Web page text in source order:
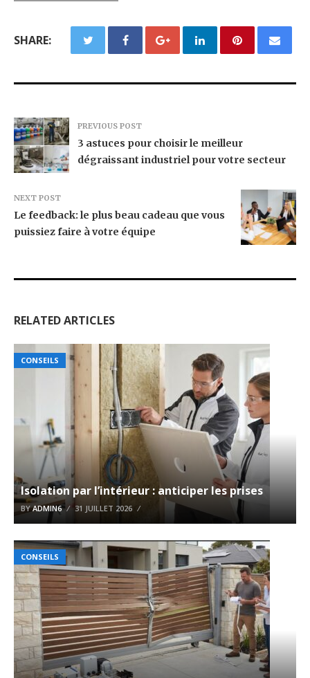
SHARE:
PREVIOUS POST
3 astuces pour choisir le meilleur
dégraissant industriel pour votre secteur
NEXT POST
Le feedback: le plus beau cadeau que vous
puissiez faire à votre équipe
RELATED ARTICLES
CONSEILS
Isolation par l’intérieur : anticiper les prises
BYADMIN6 31 JUILLET 2026
CONSEILS